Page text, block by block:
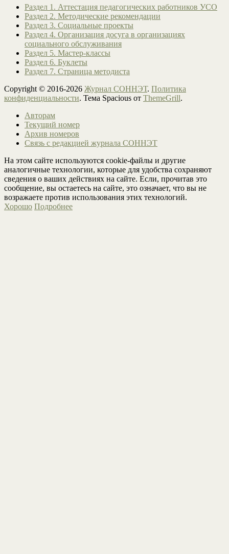
Раздел 1. Аттестация педагогических работников УСО
Раздел 2. Методические рекомендации
Раздел 3. Социальные проекты
Раздел 4. Организация досуга в организациях
социального обслуживания
Раздел 5. Мастер-классы
Раздел 6. Буклеты
Раздел 7. Страница методиста
Copyright © 2016-2026 Журнал СОННЭТ. Политика
конфиденциальности. Тема Spacious от ThemeGrill.
Авторам
Текущий номер
Архив номеров
Связь с редакцией журнала СОННЭТ
На этом сайте используются cookie-файлы и другие
аналогичные технологии, которые для удобства сохраняют
сведения о ваших действиях на сайте. Если, прочитав это
сообщение, вы остаетесь на сайте, это означает, что вы не
возражаете против использования этих технологий.
Хорошо Подробнее